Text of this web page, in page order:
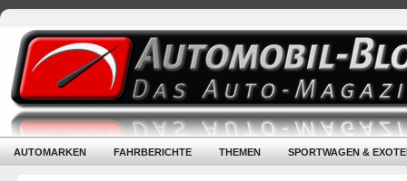
AUTOMARKEN FAHRBERICHTE THEMEN SPORTWAGEN &